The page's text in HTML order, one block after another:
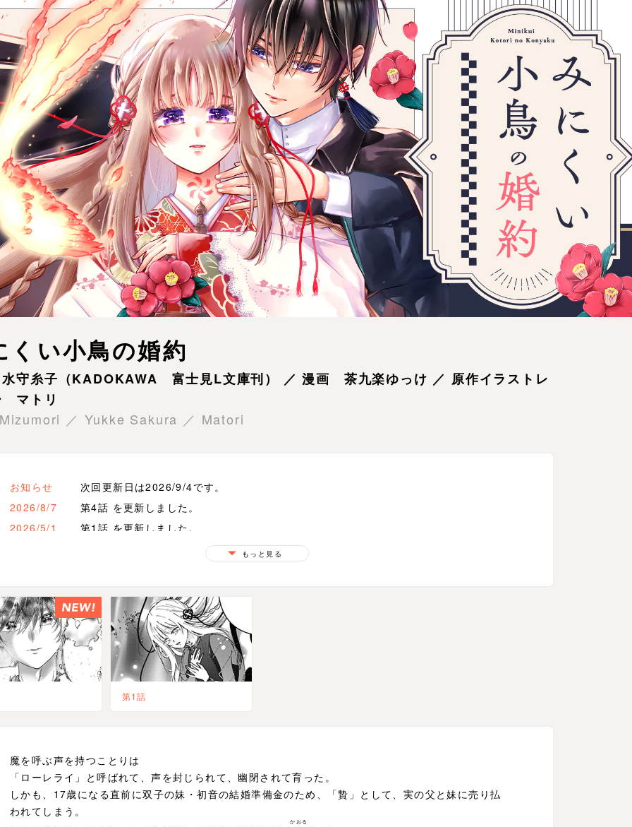
くい小鳥の婚約
守糸子（KADOKAWA 富士見L文庫刊） ／ 漫画 茶九楽ゆっけ ／ 原作イラストレ
マトリ
／ Yukke Sakura ／ Matori
お知らせ
次回更新日は2026/9/4です。
2026/8/7
第4話 を更新しました。
2026/5/1
第1話 を更新しました。
もっと見る
第1話
魔を呼ぶ声を持つことりは
「ローレライ」と呼ばれて、声を封じられて、幽閉されて育った。
しかも、17歳になる直前に双子の妹・初音の結婚準備金のため、「贄」として、実の父と妹に売り払
われてしまう。
かおる